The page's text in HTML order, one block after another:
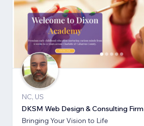
NC, US
DKSM Web Design & Consulting Firm
Bringing Your Vision to Life